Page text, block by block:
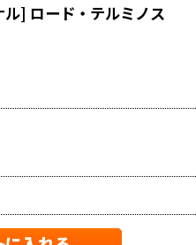
] ロード・テルミノス